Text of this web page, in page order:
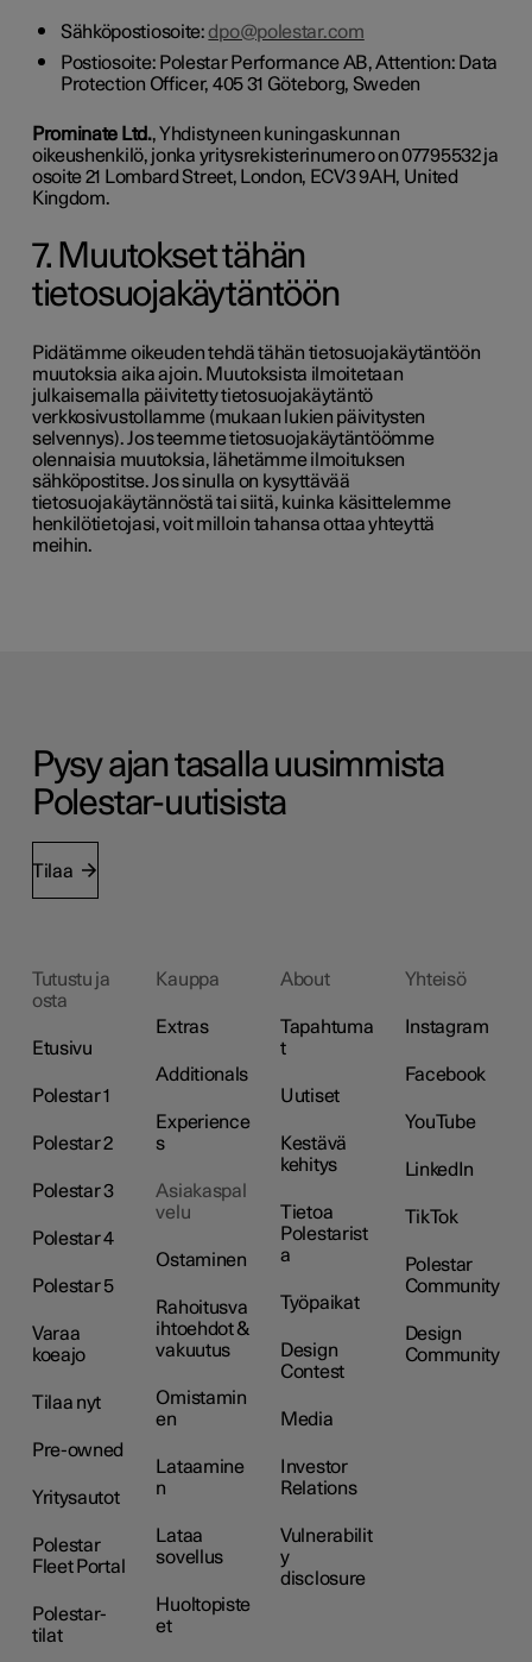
Sähköpostiosoite:dpo@polestar.com
Postiosoite: Polestar Performance AB, Attention: Data
Protection Officer, 405 31 Göteborg, Sweden
Prominate Ltd., Yhdistyneen kuningaskunnan
oikeushenkilö, jonka yritysrekisterinumero on 07795532 ja
osoite 21 Lombard Street, London, ECV3 9AH, United
Kingdom.
7. Muutokset tähän
tietosuojakäytäntöön
Pidätämme oikeuden tehdä tähän tietosuojakäytäntöön
muutoksia aika ajoin. Muutoksista ilmoitetaan
julkaisemalla päivitetty tietosuojakäytäntö
verkkosivustollamme (mukaan lukien päivitysten
selvennys). Jos teemme tietosuojakäytäntöömme
olennaisia muutoksia, lähetämme ilmoituksen
sähköpostitse. Jos sinulla on kysyttävää
tietosuojakäytännöstä tai siitä, kuinka käsittelemme
henkilötietojasi, voit milloin tahansa ottaa yhteyttä
meihin.
Pysy ajan tasalla uusimmista
Polestar-uutisista
Tilaa
Tutustu ja
osta
Etusivu
Polestar 1
Polestar 2
Polestar 3
Polestar 4
Polestar 5
Varaa
koeajo
Tilaa nyt
Pre-owned
Yritysautot
Polestar
Fleet Portal
Polestar-
tilat
Kauppa
Extras
Additionals
Experience
s
Asiakaspal
velu
Ostaminen
Rahoitusva
ihtoehdot &
vakuutus
Omistamin
en
Lataamine
n
Lataa
sovellus
Huoltopiste
et
About
Tapahtuma
t
Uutiset
Kestävä
kehitys
Tietoa
Polestarist
a
Työpaikat
Design
Contest
Media
Investor
Relations
Vulnerabilit
y
disclosure
Yhteisö
Instagram
Facebook
YouTube
LinkedIn
TikTok
Polestar
Community
Design
Community